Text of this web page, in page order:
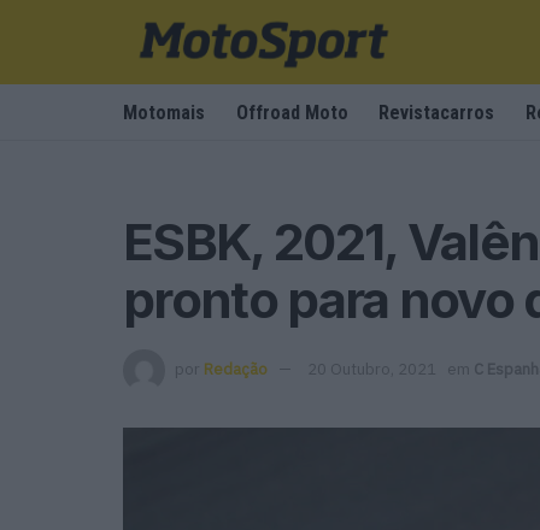
Motomais Offroad Moto Revistacarros
ESBK, 2021,
pronto para novo
por Redação 20 Outubro, 2021 em C